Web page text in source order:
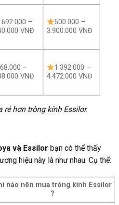
–
VNĐ
500.000 –
3.900.000 VNĐ
–
VNĐ
1.392.000 –
4.472.000 VNĐ
rẻ hơn tròng kính Essilor.
và Essilor bạn có thể thấy
hiệu này là như nhau. Cụ thể:
nào nên mua tròng kính Essilor
?